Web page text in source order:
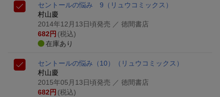
セントールの悩み 9 （リュウコミックス）
村山慶
2014年12月13日頃発売 ／ 徳間書店
682 円 (税込)
在庫あり
セントールの悩み（10）
（リュウコミックス）
村山慶
2015年05月13日頃発売 ／ 徳間書店
682 円 (税込)